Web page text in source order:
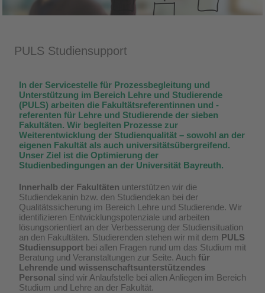
PULS Studiensupport
In der Servicestelle für Prozessbegleitung und
Unterstützung im Bereich Lehre und Studierende
(PULS) arbeiten die Fakultätsreferentinnen und -
referenten für Lehre und Studierende der sieben
Fakultäten. Wir begleiten Prozesse zur
Weiterentwicklung der Studienqualität – sowohl an der
eigenen Fakultät als auch universitätsübergreifend.
Unser Ziel ist die Optimierung der
Studienbedingungen an der Universität Bayreuth.
Innerhalb der Fakultäten unterstützen wir die
Studiendekanin bzw. den Studiendekan bei der
Qualitätssicherung im Bereich Lehre und Studierende. Wir
identifizieren Entwicklungspotenziale und arbeiten
lösungsorientiert an der Verbesserung der Studiensituation
an den Fakultäten. Studierenden stehen wir mit dem PULS
Studiensupport bei allen Fragen rund um das Studium mit
Beratung und Veranstaltungen zur Seite. Auch für
Lehrende und wissenschaftsunterstützendes
Personal sind wir Anlaufstelle bei allen Anliegen im Bereich
Studium und Lehre an der Fakultät.